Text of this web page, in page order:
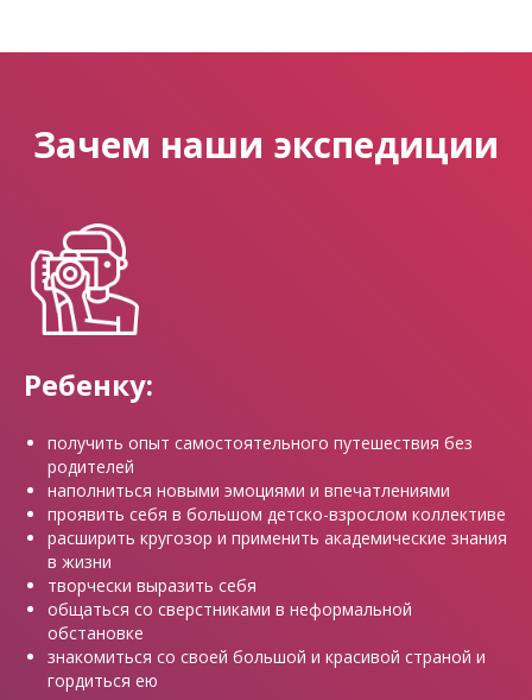
Зачем наши экспедиции
Ребенку:
получить опыт самостоятельного путешествия без
родителей
наполниться новыми эмоциями и впечатлениями
проявить себя в большом детско-взрослом коллективе
расширить кругозор и применить академические знания
в жизни
творчески выразить себя
общаться со сверстниками в неформальной
обстановке
знакомиться со своей большой и красивой страной и
гордиться ею